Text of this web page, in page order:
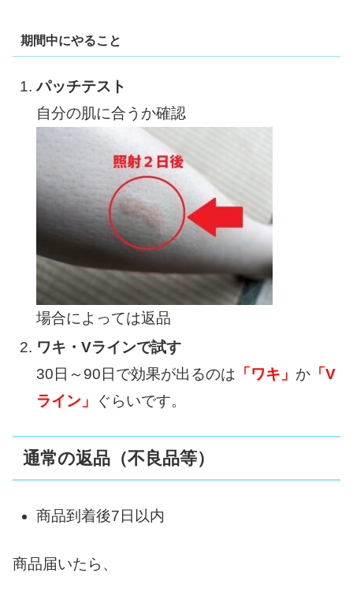
期間中にやること
パッチテスト
自分の肌に合うか確認
場合によっては返品
ワキ・Vラインで試す
30日～90日で効果が出るのは 「ワキ」 か「V
ライン」
ぐらいです。
通常の返品（不良品等）
商品到着後7日以内
商品届いたら、